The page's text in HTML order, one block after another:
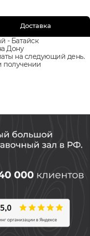
Доставка
- Батайск
Дону
на следующий день.
получении